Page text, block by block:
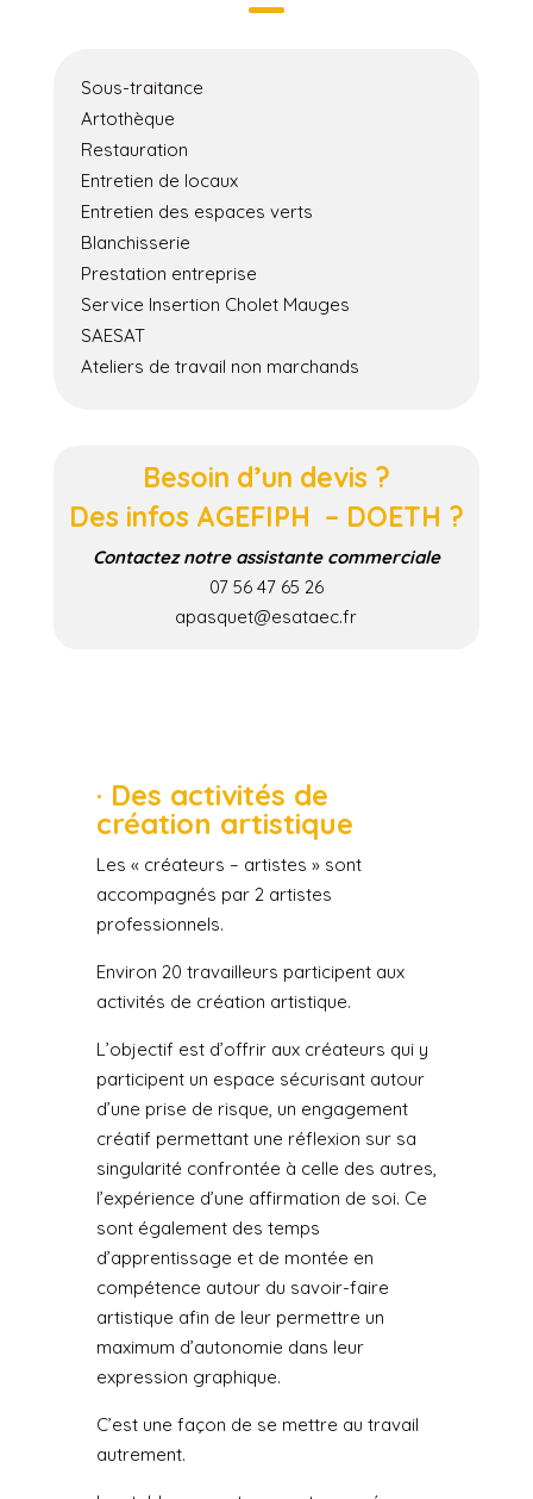
Sous-traitance
Artothèque
Restauration
Entretien de locaux
Entretien des espaces verts
Blanchisserie
Prestation entreprise
Service Insertion Cholet Mauges
SAESAT
Ateliers de travail non marchands
Besoin d’un devis ?
Des infos AGEFIPH – DOETH ?
Contactez notre assistante commerciale
07 56 47 65 26
apasquet@esataec.fr
· Des activités de
création artistique
Les « créateurs – artistes » sont
accompagnés par 2 artistes
professionnels.
Environ 20 travailleurs participent aux
activités de création artistique.
L’objectif est d’offrir aux créateurs qui y
participent un espace sécurisant autour
d’une prise de risque, un engagement
créatif permettant une réflexion sur sa
singularité confrontée à celle des autres,
l’expérience d’une affirmation de soi. Ce
sont également des temps
d’apprentissage et de montée en
compétence autour du savoir-faire
artistique afin de leur permettre un
maximum d’autonomie dans leur
expression graphique.
C’est une façon de se mettre au travail
autrement.